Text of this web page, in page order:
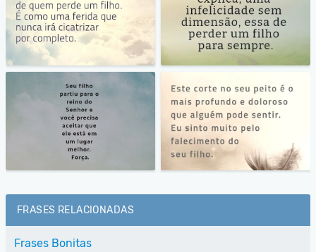
FRASES RELACIONADAS
Frases Bonitas